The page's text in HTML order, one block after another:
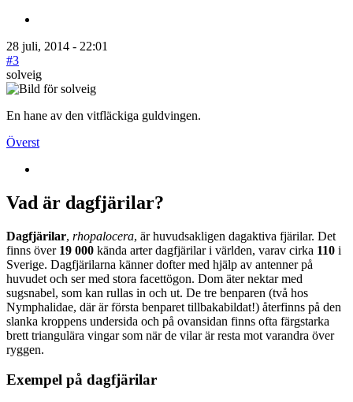
28 juli, 2014 - 22:01
#3
solveig
En hane av den vitfläckiga guldvingen.
Överst
Vad är dagfjärilar?
Dagfjärilar, rhopalocera, är huvudsakligen dagaktiva fjärilar. Det
finns över 19 000 kända arter dagfjärilar i världen, varav cirka 110 i
Sverige. Dagfjärilarna känner dofter med hjälp av antenner på
huvudet och ser med stora facettögon. Dom äter nektar med
sugsnabel, som kan rullas in och ut. De tre benparen (två hos
Nymphalidae, där är första benparet tillbakabildat!) återfinns på den
slanka kroppens undersida och på ovansidan finns ofta färgstarka
brett triangulära vingar som när de vilar är resta mot varandra över
ryggen.
Exempel på dagfjärilar